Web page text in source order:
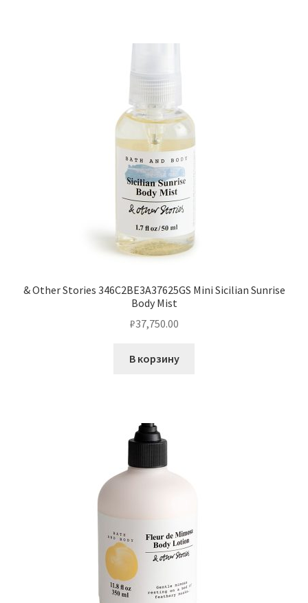
& Other Stories 346C2BE3A37625GS Mini Sicilian Sunrise
Body Mist
₽37,750.00
В корзину